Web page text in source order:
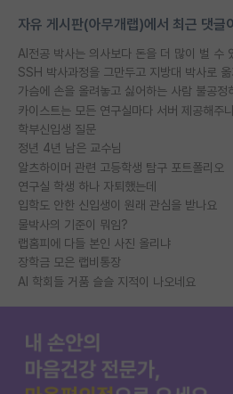
자유 게시판(아무개랩)에서 최근 댓글
AI전공 박사는 의사보다 돈을 더 많이 벌 수
가슴에 손을 올려놓고 싫어하는 사람 불공정
카이스트는 모든 연구실마다 서버 제공해주
학부신입생 질문
정년 4년 남은 교수님
알츠하이머 관련 고등학생 탐구 포트폴리오
연구실 학생 하나 자퇴했는데
입학도 안한 신입생이 원래 관심을 받나요
물박사의 기준이 뭐임?
랩홈피에 다들 본인 사진 올리냐
장학금 모은 랩비통장
AI 학회들 거품 슬슬 지적이 나오네요